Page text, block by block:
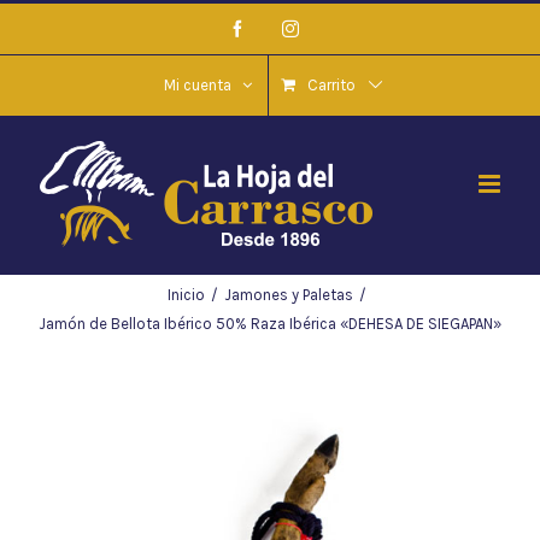
al
FacebookInstagram
Mi cuenta Carrito
Inicio / Jamones y Paletas /
Jamón de Bellota Ibérico 50% Raza Ibérica «DEHESA DE SIEGAPAN»